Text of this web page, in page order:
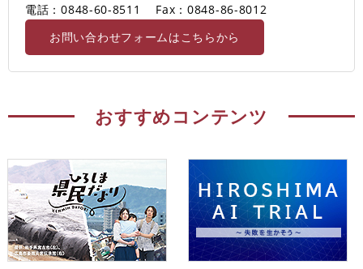
電話：0848-60-8511
Fax：0848-86-8012
お問い合わせフォームはこちらから
おすすめコンテンツ